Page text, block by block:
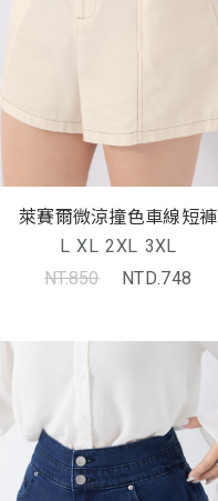
萊賽爾微涼撞色車線短褲
L XL 2XL 3XL
NT.850
NTD.748